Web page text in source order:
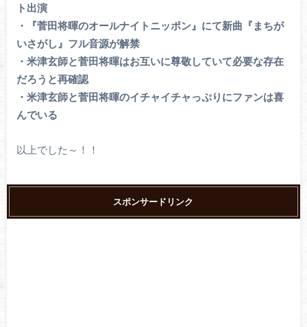
ト出演
・『菅田将暉のオールナイトニッポン』にて新曲『まちが
いさがし』フル音源が解禁
・米津玄師と菅田将暉はお互いに尊敬していて必要な存在
だろうと再確認
・米津玄師と菅田将暉のイチャイチャっぷりにファンは喜
んでいる
以上でした～！！
スポンサードリンク